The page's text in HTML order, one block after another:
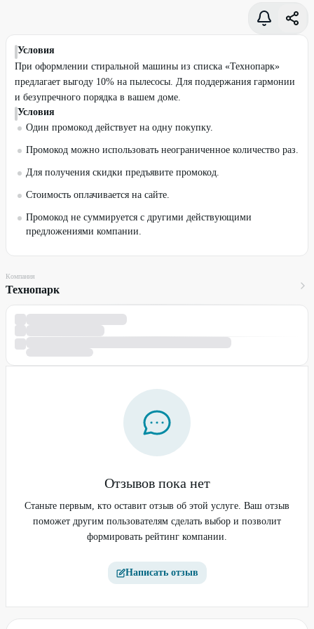
Условия
При оформлении стиральной машины из списка «Технопарк»
предлагает выгоду 10% на пылесосы. Для поддержания гармонии
и безупречного порядка в вашем доме.
Условия
Один промокод действует на одну покупку.
Промокод можно использовать неограниченное количество раз.
Для получения скидки предъявите промокод.
Стоимость оплачивается на сайте.
Промокод не суммируется с другими действующими
предложениями компании.
Компания
Технопарк
Отзывов пока нет
Станьте первым, кто оставит отзыв об этой услуге. Ваш отзыв
поможет другим пользователям сделать выбор и позволит
формировать рейтинг компании.
Написать отзыв